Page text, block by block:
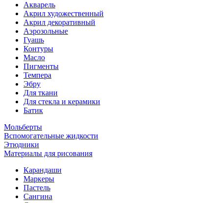
Акварель
Акрил художественный
Акрил декоративный
Аэрозольные
Гуашь
Контуры
Масло
Пигменты
Темпера
Эбру
Для ткани
Для стекла и керамики
Батик
Мольберты
Вспомогательные жидкости
Этюдники
Материалы для рисования
Карандаши
Маркеры
Пастель
Сангина